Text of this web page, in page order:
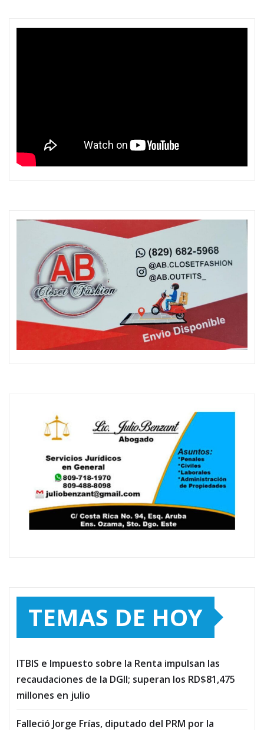
TEMAS DE HOY
ITBIS e Impuesto sobre la Renta impulsan las
recaudaciones de la DGII; superan los RD$81,475
millones en julio
Falleció Jorge Frías, diputado del PRM por la